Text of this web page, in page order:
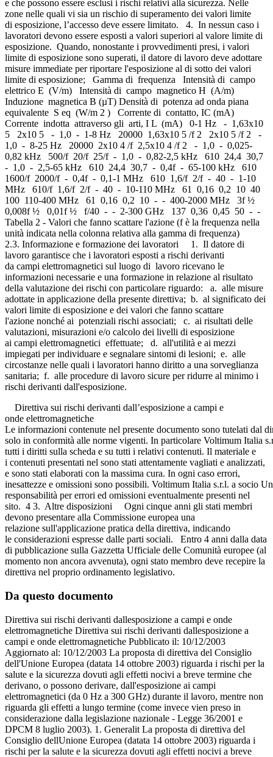
e che possono essere esclusi i rischi relativi alla sicurezza. Nelle
zone nelle quali vi sia un rischio di superamento dei valori limite
di esposizione, l’accesso deve essere limitato. 4. In nessun caso i
lavoratori devono essere esposti a valori superiori al valore limite di
esposizione. Quando, nonostante i provvedimenti presi, i valori
limite di esposizione sono superati, il datore di lavoro deve adottare
misure immediate per riportare l'esposizione al di sotto dei valori
limite di esposizione; Gamma di frequenza Intensità di campo
elettrico E (V/m) Intensità di campo magnetico H (A/m)
Induzione magnetica B (µT) Densità di potenza ad onda piana
equivalente S eq (W/m 2 ) Corrente di contatto, IC (mA)
Corrente indotta attraverso gli arti, I L (mA) 0-1 Hz - 1,63x10
5 2x10 5 - 1,0 - 1-8 Hz 20000 1,63x10 5 /f 2 2x10 5 /f 2 -
1,0 - 8-25 Hz 20000 2x10 4 /f 2,5x10 4 /f 2 - 1,0 - 0,025-
0,82 kHz 500/f 20/f 25/f - 1,0 - 0,82-2,5 kHz 610 24,4 30,7
- 1,0 - 2,5-65 kHz 610 24,4 30,7 - 0,4f - 65-100 kHz 610
1600/f 2000/f - 0,4f - 0,1-1 MHz 610 1,6/f 2/f - 40 - 1-10
MHz 610/f 1,6/f 2/f - 40 - 10-110 MHz 61 0,16 0,2 10 40
100 110-400 MHz 61 0,16 0,2 10 - - 400-2000 MHz 3f ½
0,008f ½ 0,01f ½ f/40 - - 2-300 GHz 137 0,36 0,45 50 - -
Tabella 2 - Valori che fanno scattare l'azione (f è la frequenza nella
unità indicata nella colonna relativa alla gamma di frequenza)
2.3. Informazione e formazione dei lavoratori 1. Il datore di
lavoro garantisce che i lavoratori esposti a rischi derivanti
da campi elettromagnetici sul luogo di lavoro ricevano le
informazioni necessarie e una formazione in relazione al risultato
della valutazione dei rischi con particolare riguardo: a. alle misure
adottate in applicazione della presente direttiva; b. al significato dei
valori limite di esposizione e dei valori che fanno scattare
l'azione nonché ai potenziali rischi associati; c. ai risultati delle
valutazioni, misurazioni e/o calcolo dei livelli di esposizione
ai campi elettromagnetici effettuate; d. all'utilità e ai mezzi
impiegati per individuare e segnalare sintomi di lesioni; e. alle
circostanze nelle quali i lavoratori hanno diritto a una sorveglianza
sanitaria; f. alle procedure di lavoro sicure per ridurre al minimo i
rischi derivanti dall'esposizione.
Direttiva sui rischi derivanti dall’esposizione a campi e
onde elettromagnetiche
Le informazioni contenute nel presente documento sono tutelati dal
solo in conformità alle norme vigenti. In particolare Voltimum Italia
tutti i diritti sulla scheda e su tutti i relativi contenuti. Il materiale e
i contenuti presentati nel sono stati attentamente vagliati e analizzati,
e sono stati elaborati con la massima cura. In ogni caso errori,
inesattezze e omissioni sono possibili. Voltimum Italia s.r.l. a socio
responsabilità per errori ed omissioni eventualmente presenti nel
sito. 4 3. Altre disposizioni Ogni cinque anni gli stati membri
devono presentare alla Commissione europea una
relazione sull'applicazione pratica della direttiva, indicando
le considerazioni espresse dalle parti sociali. Entro 4 anni dalla data
di pubblicazione sulla Gazzetta Ufficiale delle Comunità europee (al
momento non ancora avvenuta), ogni stato membro deve recepire la
direttiva nel proprio ordinamento legislativo.
Da questo documento
Direttiva sui rischi derivanti dallesposizione a campi e onde
elettromagnetiche Direttiva sui rischi derivanti dallesposizione a
campi e onde elettromagnetiche Pubblicato il: 10/12/2003
Aggiornato al: 10/12/2003 La proposta di direttiva del Consiglio
dell'Unione Europea (datata 14 ottobre 2003) riguarda i rischi per la
salute e la sicurezza dovuti agli effetti nocivi a breve termine che
derivano, o possono derivare, dall'esposizione ai campi
elettromagnetici (da 0 Hz a 300 GHz) durante il lavoro, mentre non
riguarda gli effetti a lungo termine (come invece vien preso in
considerazione dalla legislazione nazionale - Legge 36/2001 e
DPCM 8 luglio 2003). 1. Generalit La proposta di direttiva del
Consiglio dellUnione Europea (datata 14 ottobre 2003) riguarda i
rischi per la salute e la sicurezza dovuti agli effetti nocivi a breve